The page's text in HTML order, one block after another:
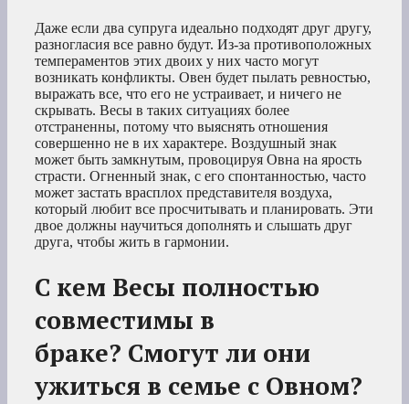
Даже если два супруга идеально подходят друг другу,
разногласия все равно будут. Из-за противоположных
темпераментов этих двоих у них часто могут
возникать конфликты. Овен будет пылать ревностью,
выражать все, что его не устраивает, и ничего не
скрывать. Весы в таких ситуациях более
отстраненны, потому что выяснять отношения
совершенно не в их характере. Воздушный знак
может быть замкнутым, провоцируя Овна на ярость
страсти. Огненный знак, с его спонтанностью, часто
может застать врасплох представителя воздуха,
который любит все просчитывать и планировать. Эти
двое должны научиться дополнять и слышать друг
друга, чтобы жить в гармонии.
С кем Весы полностью
совместимы в
браке? Смогут ли они
ужиться в семье с Овном?